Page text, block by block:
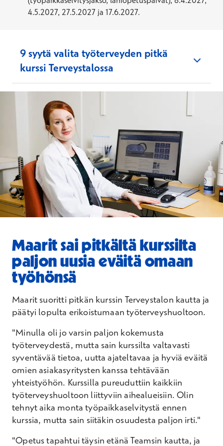
4.5.2027, 27.5.2027 ja 17.6.2027.
9 syytä valita työterveyden pitkä
kurssi Terveystalossa
Voit kouluttautua työn ohella ja suorittaa
kurssin pääosin etänä
Talon omalla kurssilla et joudu jonottamaan
Työterveyslaitoksen yleisille kursseille
Koulutus on sinulle täysin maksuton, jos olet
työsuhteessa Terveystaloon ja sitoudut
työskentelemään meillä 7 kuukautta kurssin
päättymisen jälkeen
Pääset pätevöitymään suoraan alalle, josta
Pystyt hyödyntämään tekemääsi työtä
osana tiettyjä kurssisuorituksia
Pääset suorittamaan kurssin tiivistetyllä
Saat hyvän perehdytyksen,
elämäntilanteeseesi sopivat työajat ja
mukavan sekä pätevän työyhteisön.
Monitieteellisenä ja poikkitieteellisenä alana
työterveys avaa sinulle monipuoliset
uramahdollisuudet.
Terveystalossa pääset kouluttautumaan
työterveyshuoltoon erikoistuvien
lääkäreiden suosimassa viiden tähden
koulutuspaikassa (NLY:n
koulutuspaikkakysely 2020-2023).
Maarit sai pitkältä kurssilta
paljon uusia eväitä omaan
työhönsä
Maarit suoritti pitkän kurssin Terveystalon kautta ja
päätyi lopulta erikoistumaan työterveyshuoltoon.
"Minulla oli jo varsin paljon kokemusta
työterveydestä, mutta sain kurssilta valtavasti
syventävää tietoa, uutta ajateltavaa ja hyviä eväitä
omien asiakasyritysten kanssa tehtävään
yhteistyöhön. Kurssilla pureuduttiin kaikkiin
työterveyshuoltoon liittyviin aihealueisiin. Olin
tehnyt aika monta työpaikkaselvitystä ennen
kurssia, mutta sain siitäkin osuudesta paljon irti."
"Opetus tapahtui täysin etänä Teamsin kautta, ja